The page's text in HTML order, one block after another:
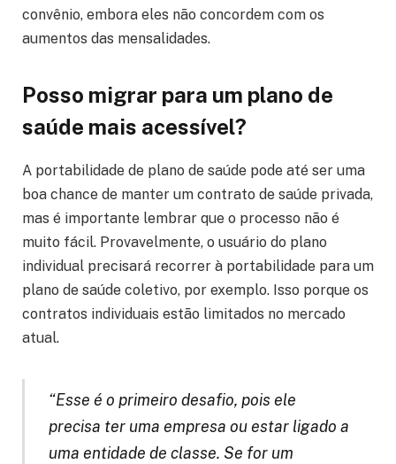
convênio, embora eles não concordem com os
aumentos das mensalidades.
Posso migrar para um plano de
saúde mais acessível?
A portabilidade de plano de saúde pode até ser uma
boa chance de manter um contrato de saúde privada,
mas é importante lembrar que o processo não é
muito fácil. Provavelmente, o usuário do plano
individual precisará recorrer à portabilidade para um
plano de saúde coletivo, por exemplo. Isso porque os
contratos individuais estão limitados no mercado
atual.
“Esse é o primeiro desafio, pois ele
precisa ter uma empresa ou estar ligado a
uma entidade de classe. Se for um